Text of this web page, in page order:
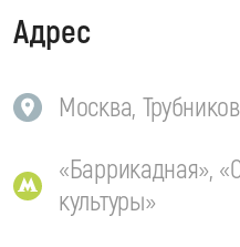
Адрес
Москва,
«Баррикадная»,
культуры»